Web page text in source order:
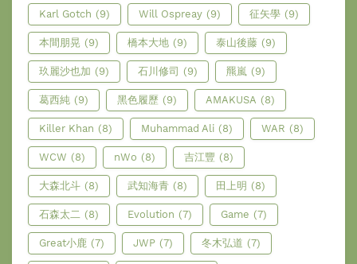
Karl Gotch (9) Will Ospreay (9) 征矢學 (9)
本間朋晃 (9) 橋本大地 (9) 泰山後藤 (9)
玖麗沙也加 (9) 石川修司 (9) 羆嵐 (9)
葛西純 (9) 黑色履歷 (9) AMAKUSA (8)
Killer Khan (8) Muhammad Ali (8) WAR (8)
WCW (8) nWo (8) 吉江豐 (8)
大森北斗 (8) 武知海青 (8) 田上明 (8)
石森太二 (8) Evolution (7) Game (7)
Great小鹿 (7) JWP (7) 冬木弘道 (7)